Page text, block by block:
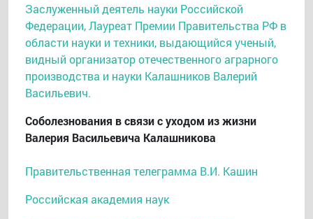
Заслуженный деятель науки Российской
Федерации, Лауреат Премии Правительства РФ в
области науки и техники, выдающийся ученый,
видный организатор отечественного аграрного
производства и науки Калашников Валерий
Васильевич.
Соболезнования в связи с уходом из жизни
Валерия Васильевича Калашникова
Правительственная телеграмма В.И. Кашин
Российская академия наук